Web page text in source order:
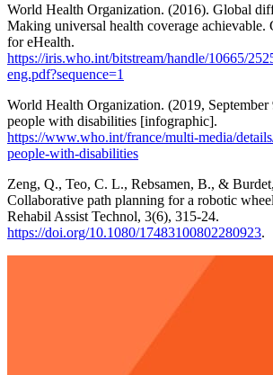
World Health Organization. (2016). Global
Making universal health coverage achievable.
for eHealth.
https://iris.who.int/bitstream/handle/10665/
eng.pdf?sequence=1
World Health Organization. (2019,
people with disabilities [infographic].
https://www.who.int/france/multi-media/
people-with-disabilities
Zeng, Q., Teo, C. L., Rebsamen, B., &
Collaborative path planning for a robotic
Rehabil Assist Technol, 3(6), 315-24.
https://doi.org/10.1080/17483100802280923.